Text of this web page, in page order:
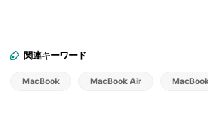
関連キーワード
MacBook MacBook Air